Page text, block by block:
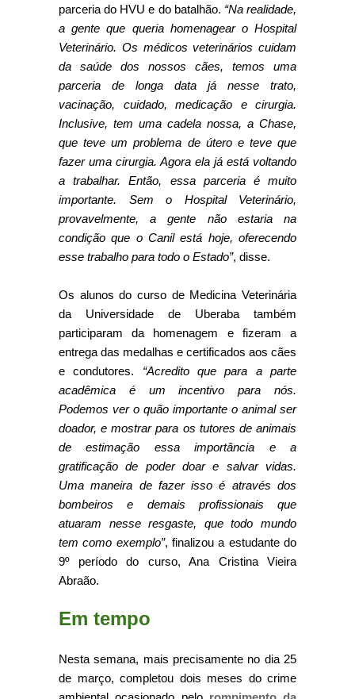
parceria do HVU e do batalhão. “Na realidade,
a gente que queria homenagear o Hospital
Veterinário. Os médicos veterinários cuidam
da saúde dos nossos cães, temos uma
parceria de longa data já nesse trato,
vacinação, cuidado, medicação e cirurgia.
Inclusive, tem uma cadela nossa, a Chase,
que teve um problema de útero e teve que
fazer uma cirurgia. Agora ela já está voltando
a trabalhar. Então, essa parceria é muito
importante. Sem o Hospital Veterinário,
provavelmente, a gente não estaria na
condição que o Canil está hoje, oferecendo
esse trabalho para todo o Estado”, disse.
Os alunos do curso de Medicina Veterinária
da Universidade de Uberaba também
participaram da homenagem e fizeram a
entrega das medalhas e certificados aos cães
e condutores. “Acredito que para a parte
acadêmica é um incentivo para nós.
Podemos ver o quão importante o animal ser
doador, e mostrar para os tutores de animais
de estimação essa importância e a
gratificação de poder doar e salvar vidas.
Uma maneira de fazer isso é através dos
bombeiros e demais profissionais que
atuaram nesse resgaste, que todo mundo
tem como exemplo”, finalizou a estudante do
9º período do curso, Ana Cristina Vieira
Abraão.
Em tempo
Nesta semana, mais precisamente no dia 25
de março, completou dois meses do crime